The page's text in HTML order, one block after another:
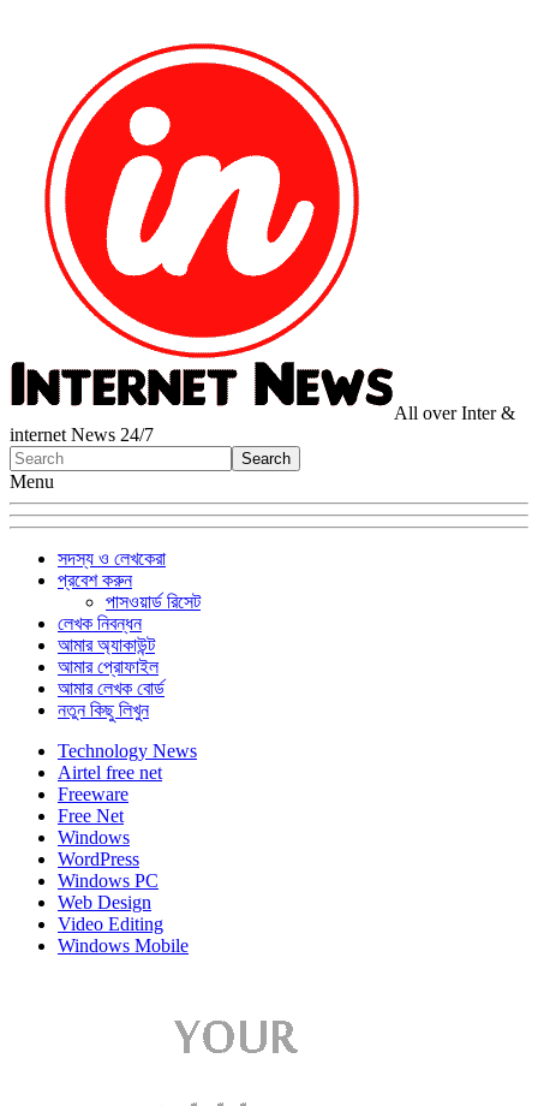
All over Inter &
internet News 24/7
Menu
সদস্য ও লেখকেরা
প্রবেশ করুন
পাসওয়ার্ড রিসেট
লেখক নিবন্ধন
আমার অ্যাকাউন্ট
আমার প্রোফাইল
আমার লেখক বোর্ড
নতুন কিছু লিখুন
Technology News
Airtel free net
Freeware
Free Net
Windows
WordPress
Windows PC
Web Design
Video Editing
Windows Mobile